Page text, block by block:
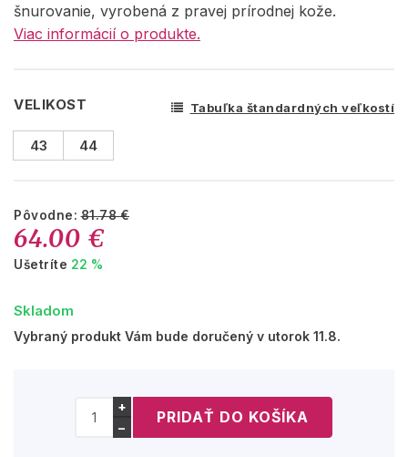
šnurovanie, vyrobená z pravej prírodnej kože.
Viac informácií o produkte.
VELIKOST Tabuľka štandardných veľkostí
43 44
Pôvodne:81.78 €
64.00 €
Ušetríte 22 %
Skladom
Vybraný produkt Vám bude doručený v utorok 11.8.
+
−